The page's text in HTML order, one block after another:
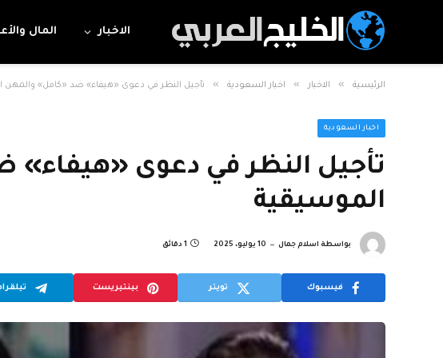
الاخبار المال
الرئيسية » الاخبار » اخبار السعودية » تأجيل النظر في دعوى «هيفاء» ضد «كامل» والمهن
اخبار السعودية
تأجيل النظر في دعوى
الموسيقية
بواسطة اسلام جمال 10 يوليو، 2025 1 دقائق
فيسبوك تويتر بينتيريست